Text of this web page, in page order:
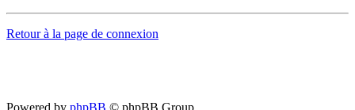
Retour à la page de connexion
Powered by phpBB © phpBB Group.